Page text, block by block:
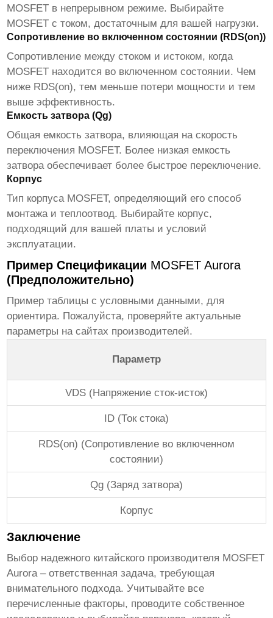
MOSFET в непрерывном режиме. Выбирайте
MOSFET с током, достаточным для вашей нагрузки.
Сопротивление во включенном состоянии (RDS(on))
Сопротивление между стоком и истоком, когда
MOSFET находится во включенном состоянии. Чем
ниже RDS(on), тем меньше потери мощности и тем
выше эффективность.
Емкость затвора (Qg)
Общая емкость затвора, влияющая на скорость
переключения MOSFET. Более низкая емкость
затвора обеспечивает более быстрое переключение.
Корпус
Тип корпуса MOSFET, определяющий его способ
монтажа и теплоотвод. Выбирайте корпус,
подходящий для вашей платы и условий
эксплуатации.
Пример Спецификации MOSFET Aurora
(Предположительно)
Пример таблицы с условными данными, для
ориентира. Пожалуйста, проверяйте актуальные
параметры на сайтах производителей.
Параметр
VDS (Напряжение сток-исток)
ID (Ток стока)
RDS(on) (Сопротивление во включенном
состоянии)
Qg (Заряд затвора)
Корпус
Заключение
Выбор надежного китайского производителя MOSFET
Aurora– ответственная задача, требующая
внимательного подхода. Учитывайте все
перечисленные факторы, проводите собственное